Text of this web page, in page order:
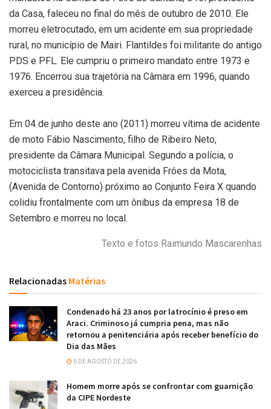
da Casa, faleceu no final do mês de outubro de 2010. Ele
morreu eletrocutado, em um acidente em sua propriedade
rural, no município de Mairi. Flantildes foi militante do antigo
PDS e PFL. Ele cumpriu o primeiro mandato entre 1973 e
1976. Encerrou sua trajetória na Câmara em 1996, quando
exerceu a presidência.
Em 04 de junho deste ano (2011) morreu vítima de acidente
de moto Fábio Nascimento, filho de Ribeiro Neto,
presidente da Câmara Municipal. Segundo a polícia, o
motociclista transitava pela avenida Fróes da Mota,
(Avenida de Contorno) próximo ao Conjunto Feira X quando
colidiu frontalmente com um ônibus da empresa 18 de
Setembro e morreu no local.
Texto e fotos Raimundo Mascarenhas
Relacionadas Matérias
Condenado há 23 anos por latrocínio é preso em
Araci. Criminoso já cumpria pena, mas não
retornou a penitenciária após receber benefício do
Dia das Mães
6 DE AGOSTO DE 2026
Homem morre após se confrontar com guarnição
da CIPE Nordeste